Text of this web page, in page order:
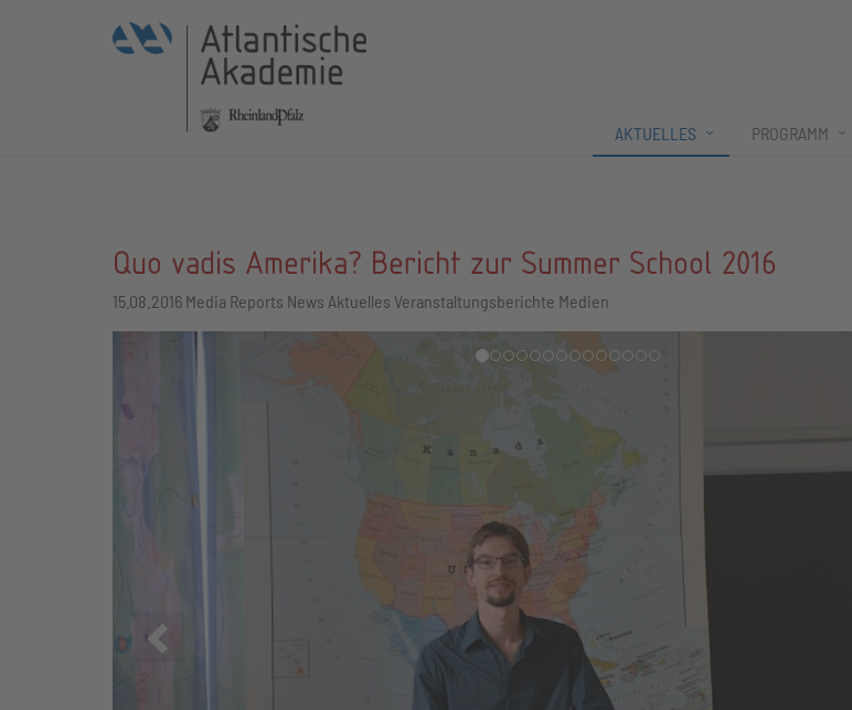
AKTUELLES PROGRAMM
Quo vadis Amerika? Bericht zur Summer School 2016
15.08.2016 Media Reports News Aktuelles Veranstaltungsberichte Medien
Zurück